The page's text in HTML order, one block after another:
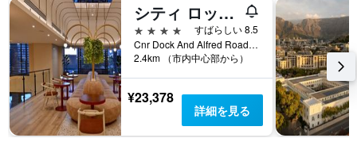
シティ ロッジ ホテル ヴィクトリア アンド アルフレッド ウォーターフロント
4つ星
すばらしい 8.5
Cnr Dock And Alfred Roads, ケープタウン, 西ケープ州, 南アフリカ
2.4km （市内中心部から）
¥23,378
詳細を見る